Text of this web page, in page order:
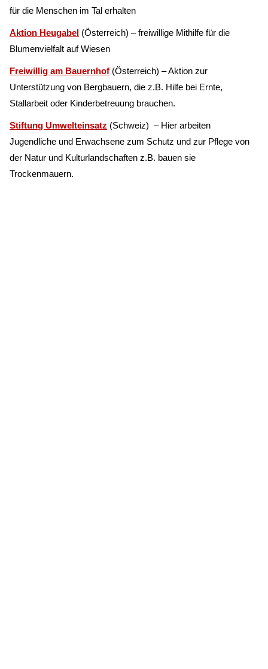
für die Menschen im Tal erhalten
Aktion Heugabel (Österreich) – freiwillige Mithilfe für die
Blumenvielfalt auf Wiesen
Freiwillig am Bauernhof (Österreich) – Aktion zur
Unterstützung von Bergbauern, die z.B. Hilfe bei Ernte,
Stallarbeit oder Kinderbetreuung brauchen.
Stiftung Umwelteinsatz (Schweiz) – Hier arbeiten
Jugendliche und Erwachsene zum Schutz und zur Pflege von
der Natur und Kulturlandschaften z.B. bauen sie
Trockenmauern.